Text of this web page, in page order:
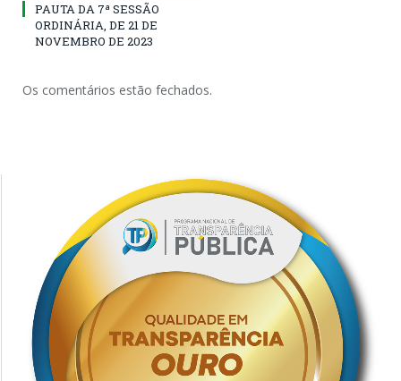
PAUTA DA 7ª SESSÃO
ORDINÁRIA, DE 21 DE
NOVEMBRO DE 2023
Os comentários estão fechados.